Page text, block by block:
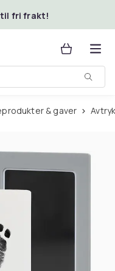
til fri frakt!
& gaver